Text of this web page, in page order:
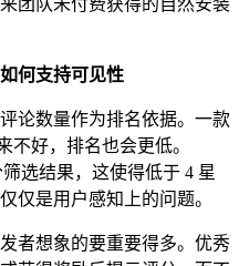
何支持可见性
论数量作为排名依据。一款
不好，排名也会更低。
选结果，这使得低于 4 星
仅是用户感知上的问题。
者想象的要重要得多。优秀